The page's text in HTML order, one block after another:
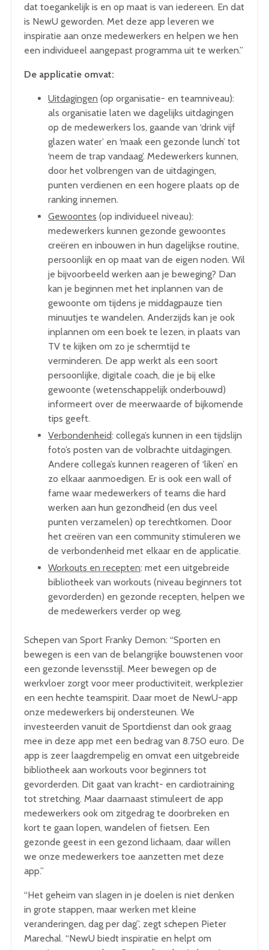
dat toegankelijk is en op maat is van iedereen. En dat
is NewU geworden. Met deze app leveren we
inspiratie aan onze medewerkers en helpen we hen
een individueel aangepast programma uit te werken.”
De applicatie omvat:
Uitdagingen (op organisatie- en teamniveau):
als organisatie laten we dagelijks uitdagingen
op de medewerkers los, gaande van ‘drink vijf
glazen water’ en ‘maak een gezonde lunch’ tot
‘neem de trap vandaag’. Medewerkers kunnen,
door het volbrengen van de uitdagingen,
punten verdienen en een hogere plaats op de
ranking innemen.
Gewoontes (op individueel niveau):
medewerkers kunnen gezonde gewoontes
creëren en inbouwen in hun dagelijkse routine,
persoonlijk en op maat van de eigen noden. Wil
je bijvoorbeeld werken aan je beweging? Dan
kan je beginnen met het inplannen van de
gewoonte om tijdens je middagpauze tien
minuutjes te wandelen. Anderzijds kan je ook
inplannen om een boek te lezen, in plaats van
TV te kijken om zo je schermtijd te
verminderen. De app werkt als een soort
persoonlijke, digitale coach, die je bij elke
gewoonte (wetenschappelijk onderbouwd)
informeert over de meerwaarde of bijkomende
tips geeft.
Verbondenheid: collega’s kunnen in een tijdslijn
foto’s posten van de volbrachte uitdagingen.
Andere collega’s kunnen reageren of ‘liken’ en
zo elkaar aanmoedigen. Er is ook een wall of
fame waar medewerkers of teams die hard
werken aan hun gezondheid (en dus veel
punten verzamelen) op terechtkomen. Door
het creëren van een community stimuleren we
de verbondenheid met elkaar en de applicatie.
Workouts en recepten: met een uitgebreide
bibliotheek van workouts (niveau beginners tot
gevorderden) en gezonde recepten, helpen we
de medewerkers verder op weg.
Schepen van Sport Franky Demon: “Sporten en
bewegen is een van de belangrijke bouwstenen voor
een gezonde levensstijl. Meer bewegen op de
werkvloer zorgt voor meer productiviteit, werkplezier
en een hechte teamspirit. Daar moet de NewU-app
onze medewerkers bij ondersteunen. We
investeerden vanuit de Sportdienst dan ook graag
mee in deze app met een bedrag van 8.750 euro. De
app is zeer laagdrempelig en omvat een uitgebreide
bibliotheek aan workouts voor beginners tot
gevorderden. Dit gaat van kracht- en cardiotraining
tot stretching. Maar daarnaast stimuleert de app
medewerkers ook om zitgedrag te doorbreken en
kort te gaan lopen, wandelen of fietsen. Een
gezonde geest in een gezond lichaam, daar willen
we onze medewerkers toe aanzetten met deze
app.”
“Het geheim van slagen in je doelen is niet denken
in grote stappen, maar werken met kleine
veranderingen, dag per dag”, zegt schepen Pieter
Marechal. “NewU biedt inspiratie en helpt om